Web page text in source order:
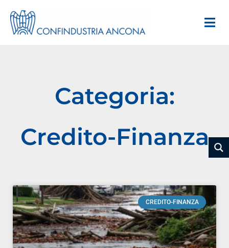
Categoria:
Credito-Finanza
CREDITO-FINANZA